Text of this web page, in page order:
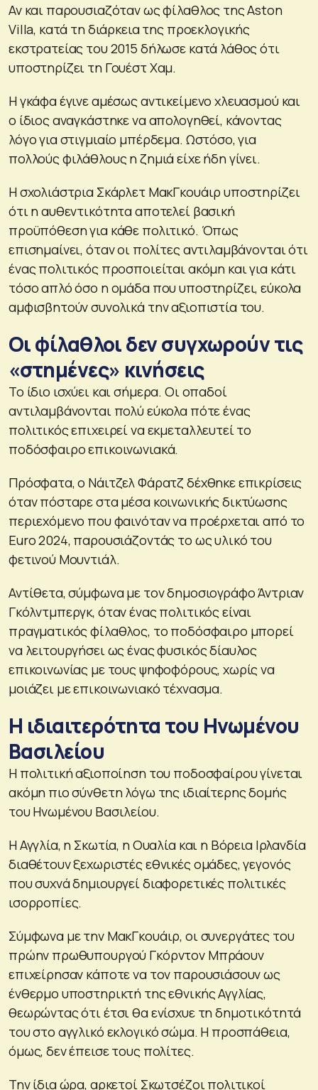
Αν και παρουσιαζόταν ως φίλαθλος της Aston
Villa, κατά τη διάρκεια της προεκλογικής
εκστρατείας του 2015 δήλωσε κατά λάθος ότι
υποστηρίζει τη Γουέστ Χαμ.
Η γκάφα έγινε αμέσως αντικείμενο χλευασμού και
ο ίδιος αναγκάστηκε να απολογηθεί, κάνοντας
λόγο για στιγμιαίο μπέρδεμα. Ωστόσο, για
πολλούς φιλάθλους η ζημιά είχε ήδη γίνει.
Η σχολιάστρια Σκάρλετ ΜακΓκουάιρ υποστηρίζει
ότι η αυθεντικότητα αποτελεί βασική
προϋπόθεση για κάθε πολιτικό. Όπως
επισημαίνει, όταν οι πολίτες αντιλαμβάνονται ότι
ένας πολιτικός προσποιείται ακόμη και για κάτι
τόσο απλό όσο η ομάδα που υποστηρίζει, εύκολα
αμφισβητούν συνολικά την αξιοπιστία του.
Οι φίλαθλοι δεν συγχωρούν τις
«στημένες» κινήσεις
Το ίδιο ισχύει και σήμερα. Οι οπαδοί
αντιλαμβάνονται πολύ εύκολα πότε ένας
πολιτικός επιχειρεί να εκμεταλλευτεί το
ποδόσφαιρο επικοινωνιακά.
Πρόσφατα, ο Νάιτζελ Φάρατζ δέχθηκε επικρίσεις
όταν πόσταρε στα μέσα κοινωνικής δικτύωσης
περιεχόμενο που φαινόταν να προέρχεται από το
Euro 2024, παρουσιάζοντάς το ως υλικό του
φετινού Μουντιάλ.
Αντίθετα, σύμφωνα με τον δημοσιογράφο Άντριαν
Γκόλντμπεργκ, όταν ένας πολιτικός είναι
πραγματικός φίλαθλος, το ποδόσφαιρο μπορεί
να λειτουργήσει ως ένας φυσικός δίαυλος
επικοινωνίας με τους ψηφοφόρους, χωρίς να
μοιάζει με επικοινωνιακό τέχνασμα.
Η ιδιαιτερότητα του Ηνωμένου
Βασιλείου
Η πολιτική αξιοποίηση του ποδοσφαίρου γίνεται
ακόμη πιο σύνθετη λόγω της ιδιαίτερης δομής
του Ηνωμένου Βασιλείου.
Η Αγγλία, η Σκωτία, η Ουαλία και η Βόρεια Ιρλανδία
διαθέτουν ξεχωριστές εθνικές ομάδες, γεγονός
που συχνά δημιουργεί διαφορετικές πολιτικές
ισορροπίες.
Σύμφωνα με την ΜακΓκουάιρ, οι συνεργάτες του
πρώην πρωθυπουργού Γκόρντον Μπράουν
επιχείρησαν κάποτε να τον παρουσιάσουν ως
ένθερμο υποστηρικτή της εθνικής Αγγλίας,
θεωρώντας ότι έτσι θα ενίσχυε τη δημοτικότητά
του στο αγγλικό εκλογικό σώμα. Η προσπάθεια,
όμως, δεν έπεισε τους πολίτες.
Την ίδια ώρα, αρκετοί Σκωτσέζοι πολιτικοί